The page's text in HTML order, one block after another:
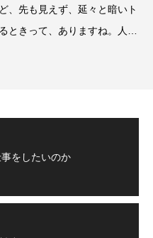
、先も見えず、延々と暗いト
ときって、ありますね。人
をしたいのか